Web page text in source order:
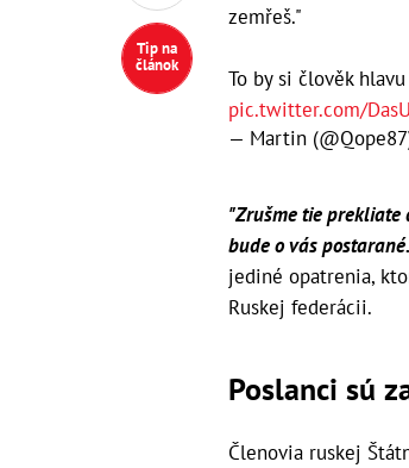
Tip na
článok
zemřeš."
To by si člověk
pic.twitter.com/
— Martin
"Zrušme tie prekliate
bude o vás
jediné opatrenia,
Ruskej federácii.
Poslanci sú
Členovia ruskej